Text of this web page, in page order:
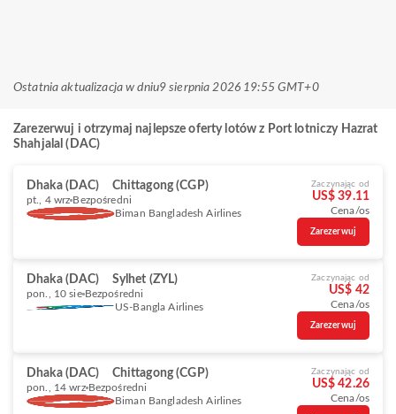
Ostatnia aktualizacja w dniu9 sierpnia 2026 19:55 GMT+0
Zarezerwuj i otrzymaj najlepsze oferty lotów z Port lotniczy Hazrat
Shahjalal (DAC)
Dhaka (DAC) Chittagong (CGP)
pt., 4 wrz Bezpośredni
Biman Bangladesh Airlines
Zaczynając od
US$ 39.11
Cena/os
Zarezerwuj
Dhaka (DAC) Sylhet (ZYL)
pon., 10 sie Bezpośredni
US-Bangla Airlines
Zaczynając od
US$ 42
Cena/os
Zarezerwuj
Dhaka (DAC) Chittagong (CGP)
pon., 14 wrz Bezpośredni
Biman Bangladesh Airlines
Zaczynając od
US$ 42.26
Cena/os